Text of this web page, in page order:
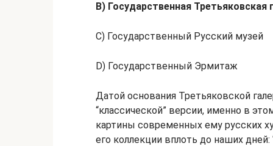
В) Государственная Третьяковская
С) Государственный Русский музей
D) Государственный Эрмитаж
Датой основания Третьяковской
“классической” версии, именно в
картины современных ему русских
его коллекции вплоть до наших